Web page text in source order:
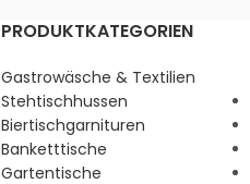
PRODUKTKATEGORIEN
Gastrowäsche & Textilien
Stehtischhussen
Biertischgarnituren
Banketttische
Gartentische